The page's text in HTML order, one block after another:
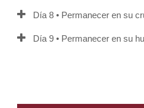
Día 8 • Permanecer en su
Día 9 • Permanecer en su